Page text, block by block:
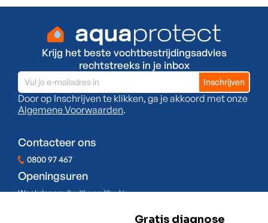
Krijg het beste vochtbestrijdingsadvies
rechtstreeks in je inbox
Door op Inschrijven te klikken, ga je akkoord met onze
Algemene Voorwaarden.
Contacteer ons
0800 97 467
Openingsuren
Weekdagen:8u-12u en 13u-16u